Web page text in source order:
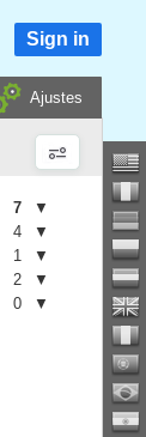
Sign in
Ajustes
7
▼
4
▼
1
▼
2
▼
0 ▼